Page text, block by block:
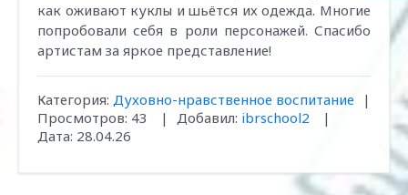
как оживают куклы и шьётся их одежда. Многие
попробовали себя в роли персонажей. Спасибо
артистам за яркое представление!
Категория: Духовно-нравственное воспитание
|
Просмотров: 43 | Добавил: ibrschool2
|
Дата: 28.04.26